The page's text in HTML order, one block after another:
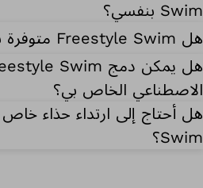
Swim بنفسي؟
هل Freestyle Swim متوفرة بمقاسي؟
الاصطناعي الخاص بي؟
Swim؟